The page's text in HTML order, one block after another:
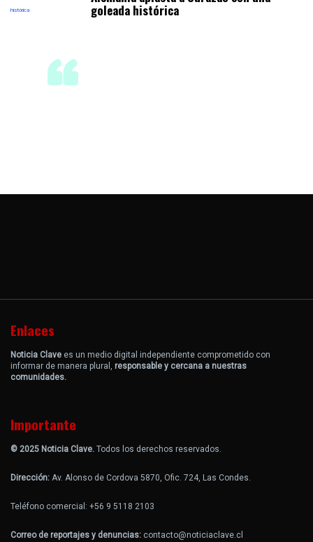
goleada histórica
Enlaces
Noticia Clave es un medio digital independiente comprometido con
informar de manera plural, responsable y cercana a nuestras
comunidades.
Importante
© 2025 Noticia Clave. Todos los derechos reservados.
Dirección: Av. Alonso de Cordova 5870, Ofic. 724, Las Condes.
Teléfono comercial: +56 9 5118 2103
Correo de reportajes y denuncias: contacto@noticiaclave.cl